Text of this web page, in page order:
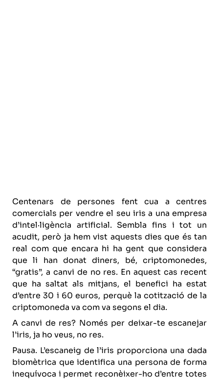
Centenars de persones fent cua a centres
comercials per vendre el seu iris a una empresa
d’intel·ligència artificial. Sembla fins i tot un
acudit, però ja hem vist aquests dies que és tan
real com que encara hi ha gent que considera
que li han donat diners, bé, criptomonedes,
“gratis”, a canvi de no res. En aquest cas recent
que ha saltat als mitjans, el benefici ha estat
d’entre 30 i 60 euros, perquè la cotització de la
criptomoneda va com va segons el dia.
A canvi de res? Només per deixar-te escanejar
l’iris, ja ho veus, no res.
Pausa. L’escaneig de l’iris proporciona una dada
biomètrica que identifica una persona de forma
inequívoca i permet reconèixer-ho d’entre totes